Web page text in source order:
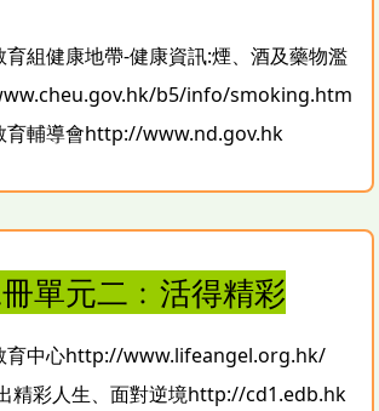
育組健康地帶-健康資訊:煙、酒及藥物濫
b5/info/smoking.htm
育輔導會http://www.nd.gov.hk
單元二﹕活得精彩
育中心http://www.lifeangel.org.hk/
精彩人生、面對逆境http://cd1.edb.hk